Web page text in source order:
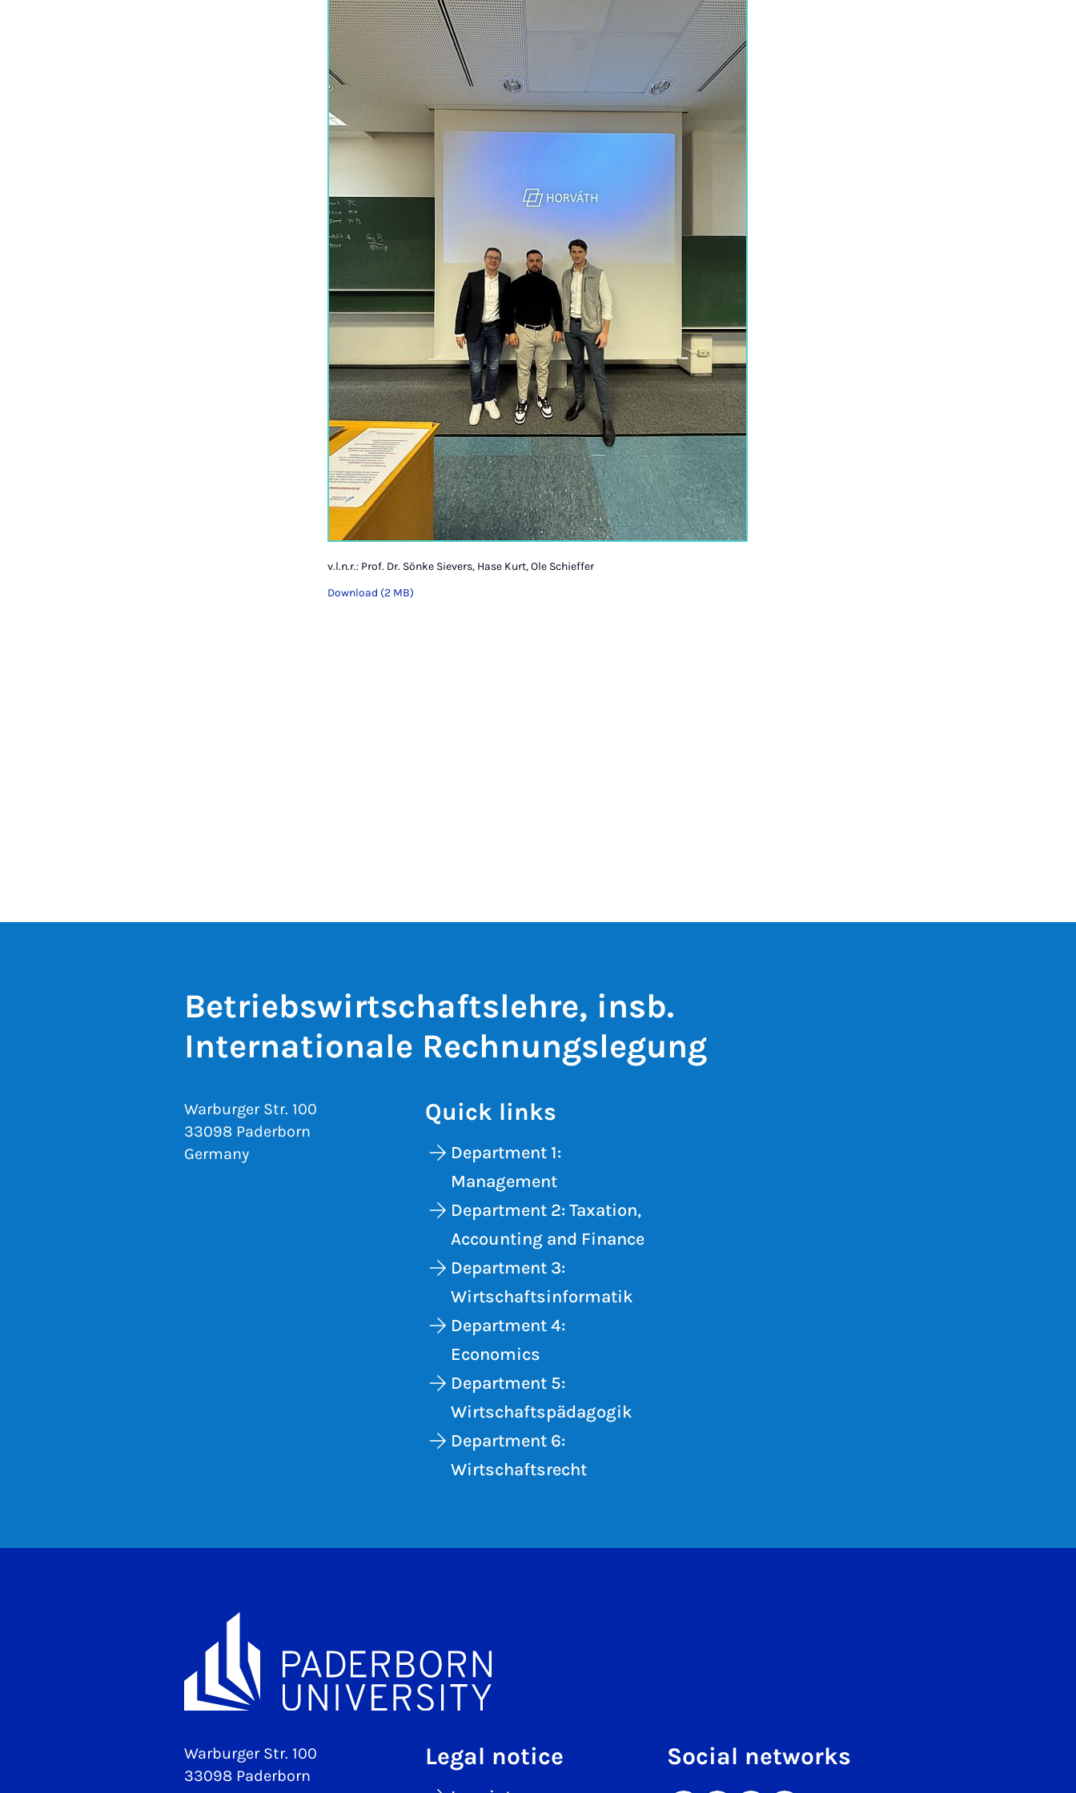
v.l.n.r.: Prof. Dr. Sönke Sievers, Hase Kurt, Ole Schieffer
Download (2 MB)
Betriebswirtschaftslehre, insb.
Internationale Rechnungslegung
Warburger Str. 100
33098 Paderborn
Germany
Quick links
Department 1:
Management
Department 2: Taxation,
Accounting and Finance
Department 3:
Wirtschaftsinformatik
Department 4:
Economics
Department 5:
Wirtschaftspädagogik
Department 6:
Wirtschaftsrecht
Warburger Str. 100
33098 Paderborn
Legal notice Social networks